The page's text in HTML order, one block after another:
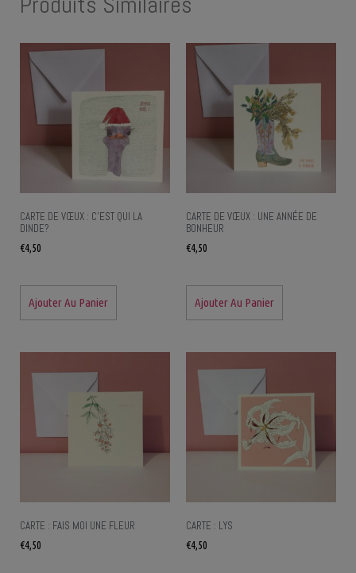
CARTE DE VŒUX : C’EST QUI LA
DINDE?
€4,50
Ajouter Au Panier
CARTE DE VŒUX : UNE ANNÉE DE
BONHEUR
€4,50
Ajouter Au Panier
CARTE : FAIS MOI UNE FLEUR
€4,50
CARTE : LYS
€4,50